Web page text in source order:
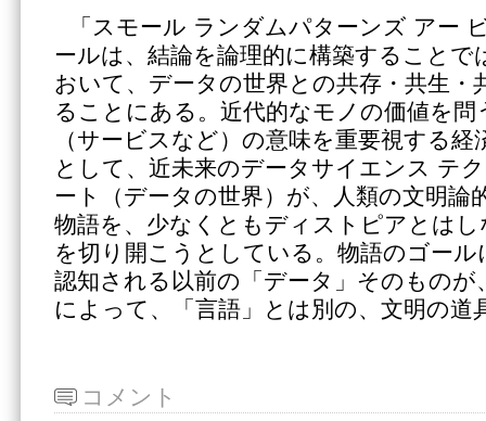
「スモール ランダムパターンズ アー
ールは、結論を論理的に構築することで
おいて、データの世界との共存・共生・
ることにある。近代的なモノの価値を問
（サービスなど）の意味を重要視する
として、近未来のデータサイエンス テ
ート（データの世界）が、人類の文明論
物語を、少なくともディストピアとは
を切り開こうとしている。物語のゴー
認知される以前の「データ」そのものが
によって、「言語」とは別の、文明の道
コメント